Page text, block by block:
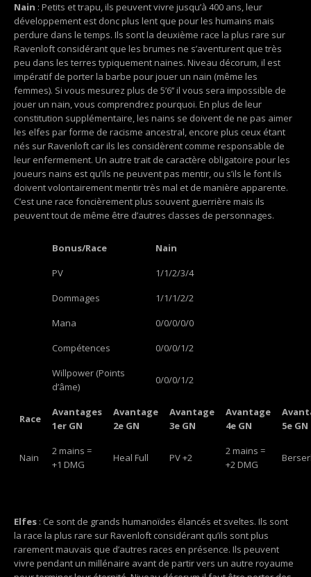
Nain : Petits et trapu, ils peuvent vivre jusqu’à 400 ans, leur
développement est donc plus lent que pour les humains mais
perdure dans le temps. Ils sont la deuxième race la plus rare sur
Ravenloft considérant que les brumes ne s’aventurent que très
peu dans les terres typiquement naines. Niveau décorum, il est
impératif de porter la barbe pour jouer un nain (même les
femmes). Si vous mesurez plus de 5’6’’ il vous sera impossible de
jouer un nain, vous comprendrez pourquoi. En plus de leur
constitution supplémentaire, les nains se doivent de ne pas aimer
les elfes par forme de racisme ancestral, encore plus ceux étant
nés sur Ravenloft car ils les considèrent comme responsable de
leur enfermement. Un autre trait de caractère obligatoire pour les
joueurs nains est qu’ils ne peuvent pas mentir, ou s’ils le font ils
doivent volontairement mentir très mal et de manière apparente.
C’est une race foncièrement plus souvent guerrière mais ils
peuvent tout de même être d’autres classes de personnages.
Bonus/Race
Nain
PV
1/1/2/3/4
Dommages
1/1/1/2/2
Mana
0/0/0/0/0
Compétences
0/0/0/1/2
Willpower (Points
d’âme)
0/0/0/1/2
Race
Avantages
1er GN
Avantage
2e GN
Avantage
3e GN
Avantage
4e GN
5e GN
Nain
2 mains =
+1 DMG
Heal Full PV +2
2 mains =
+2 DMG
Elfes : Ce sont de grands humanoïdes élancés et sveltes. Ils sont
la race la plus rare sur Ravenloft considérant qu’ils sont plus
rarement mauvais que d’autres races en présence. Ils peuvent
vivre pendant un millénaire avant de partir vers un autre royaume